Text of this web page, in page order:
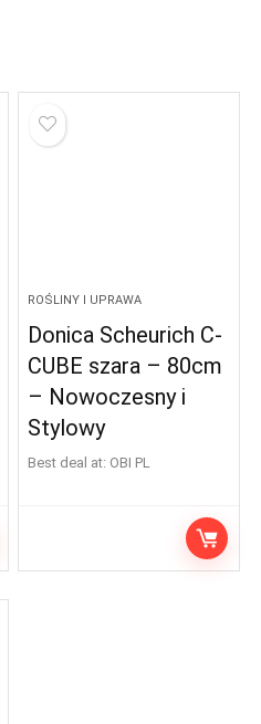
ROŚLINY I UPRAWA
Donica Scheurich C-
CUBE szara – 80cm
– Nowoczesny i
Stylowy
Best deal at: OBI PL